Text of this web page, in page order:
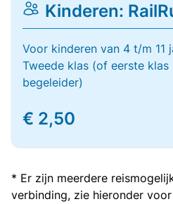
Kinderen:
Voor kinderen van 4 t/m 11
Tweede klas (of eerste
begeleider)
€ 2,50
* Er zijn meerdere
verbinding, zie hieronder